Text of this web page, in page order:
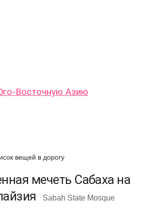
Восточную Азию
вещей в дорогу
мечеть Сабаха на
Sabah State Mosque